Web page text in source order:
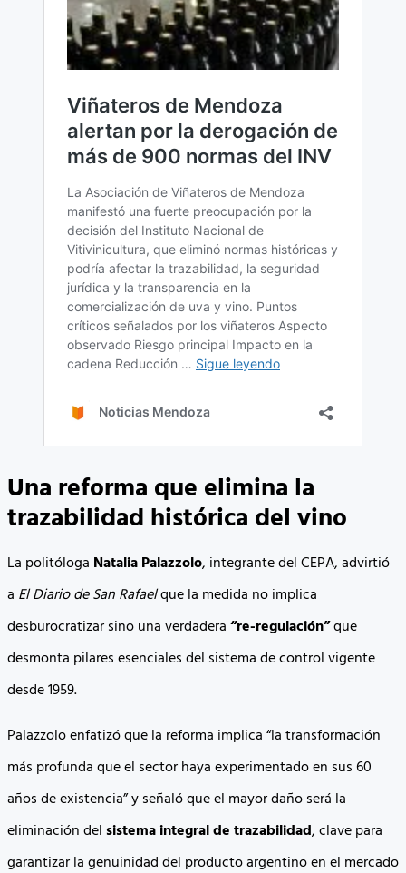
Una reforma que elimina la
trazabilidad histórica del vino
La politóloga Natalia Palazzolo, integrante del CEPA, advirtió
a El Diario de San Rafaelque la medida no implica
desburocratizar sino una verdadera“re-regulación”que
desmonta pilares esenciales del sistema de control vigente
desde 1959.
Palazzolo enfatizó que la reforma implica “la transformación
más profunda que el sector haya experimentado en sus 60
años de existencia” y señaló que el mayor daño será la
eliminación delsistema integral de trazabilidad, clave para
garantizar la genuinidad del producto argentino en el mercado